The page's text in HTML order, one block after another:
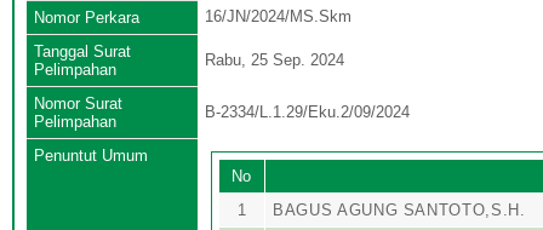
Nomor Perkara
16/JN/2024/MS.Skm
Tanggal Surat
Pelimpahan
Rabu, 25 Sep. 2024
Nomor Surat
Pelimpahan
B-2334/L.1.29/Eku.2/09/2024
Penuntut Umum
No
1
BAGUS AGUNG SANTOTO,S.H.